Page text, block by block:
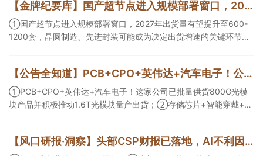
【金牌纪要库】国产超节点进入规模部署窗口，2027年出货量有望提升至600-1200套，晶圆制造、先进封装可能成为决定出货增速的关键环节
①国产超节点进入规模部署窗口，2027年出货量有望提升至600-
1200套，晶圆制造、先进封装可能成为决定出货增速的关键环节；
换芯片已经由送样验证逐步进入小批量应用，中低速率产品替代有
望加快，400G、800G产品正进入认证和导入阶段。
【公告全知道】PCB+CPO+英伟达+汽车电子！公司已批量供货800G光模块
①PCB+CPO+英伟达+汽车电子！这家公司已批量供货800G光模
块产品并积极推动1.6T光模块量产出货；②存储芯片+智能穿戴+华
【风口研报·洞察】头部CSP财报已落地，AI不利因素影响逐步消化，分析师看好AI电源架构升级重塑价值分布，细分龙头迈入放量验证阶段；战略看多港股互联网的逻辑